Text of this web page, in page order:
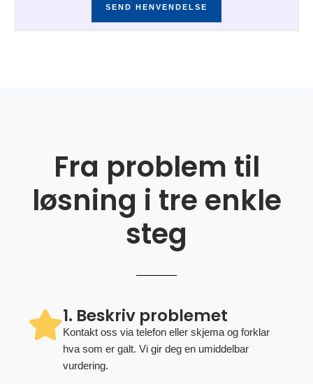
SEND HENVENDELSE
Fra problem til
løsning i tre enkle
steg
1. Beskriv problemet
Kontakt oss via telefon eller skjema og forklar
hva som er galt. Vi gir deg en umiddelbar
vurdering.